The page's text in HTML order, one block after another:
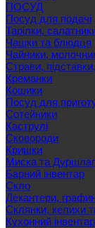
ПОСУД
Посуд для подачі
Тарілки,
Чашки та блюдця
Чайники,
Страви,
Креманки
Кошики
Посуд для
Сотейники
Каструлі
Сковороди
Кришки
Миска та Дуршлаг
Барний інвентар
Скло
Декантери,
Склянки, келихи
Кухонний інвентар